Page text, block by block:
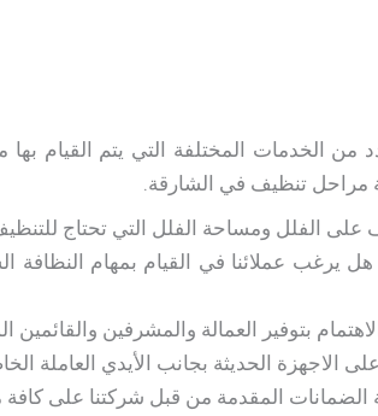
الخدمات المختلفة التي يتم القيام
مراحل تنظيف في الشارقة.
الفلل ومساحة الفلل التي تحتاج
يرغب عملائنا في القيام بمهام
بتوفير العمالة والمشرفين والقائمين
الاجهزة الحديثة بجانب الأيدي العاملة
المقدمة من قبل شركتنا على